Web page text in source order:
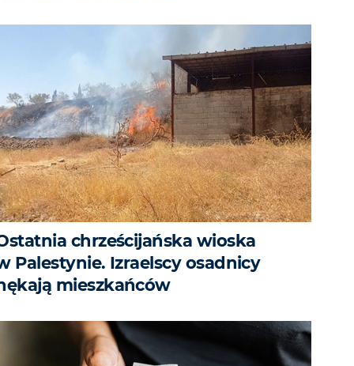
chrześcijańska wioska
Palestynie. Izraelscy osadnicy
mieszkańców